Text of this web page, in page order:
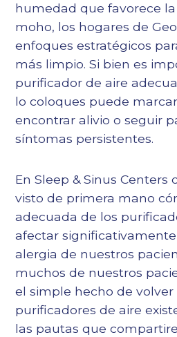
humedad que favorece
moho, los hogares de
enfoques estratégicos
más limpio. Si bien es
purificador de aire
lo coloques puede
encontrar alivio o seguir
síntomas persistentes.
En Sleep & Sinus Centers
visto de primera mano
adecuada de los
afectar
alergia de nuestros
muchos de nuestros
el simple hecho de volver
purificadores de aire
las pautas que